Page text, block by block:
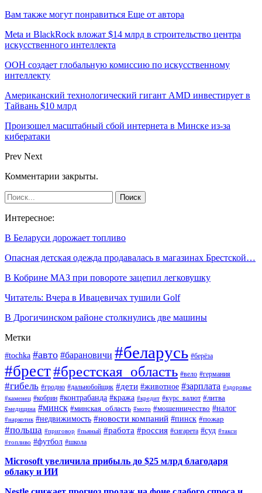
Вам также могут понравиться Еще от автора
Meta и BlackRock вложат $14 млрд в строительство центра
искусственного интеллекта
ООН создает глобальную комиссию по искусственному
интеллекту
Американский технологический гигант AMD инвестирует в
Тайвань $10 млрд
Произошел масштабный сбой интернета в Минске из-за
кибератаки
Prev Next
Комментарии закрыты.
Интересное:
В Беларуси дорожает топливо
Опасная детская одежда продавалась в магазинах Брестской…
В Кобрине МАЗ при повороте зацепил легковушку
Читатель: Вчера в Ивацевичах тушили Golf
В Дрогичинском районе столкнулись две машины
Метки
#tochka #авто #барановичи #беларусь #берёза
#брест#брестская_область #вело #германия
#гибель #гродно #дальнобойщик #дети #животное #зарплата #здоровье
#каменец #кобрин #контрабанда #кража #кредит #курс_валют #литва
#медицина #минск #минская_область #мото #мошенничество #налог
#наркотик #недвижимость #новости компаний #пинск #пожар
#польша #приговор #пьяный #работа #россия #сигарета #суд #такси
#топливо #футбол #школа
Microsoft увеличила прибыль до $25 млрд благодаря
облаку и ИИ